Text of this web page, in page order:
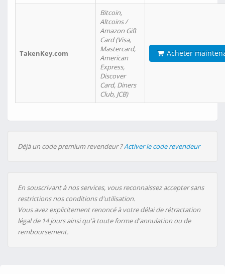
TakenKey.com
Bitcoin,
Altcoins /
Amazon Gift
Card (Visa,
Mastercard,
American
Express,
Discover
Card, Diners
Club, JCB)
Acheter
Déjà un code premium revendeur ?Activer le code revendeur
En souscrivant à nos services, vous reconnaissez accepter sans
restrictions nos conditions d'utilisation.
Vous avez explicitement renoncé à votre délai de rétractation
légal de 14 jours ainsi qu'à toute forme d'annulation ou de
remboursement.